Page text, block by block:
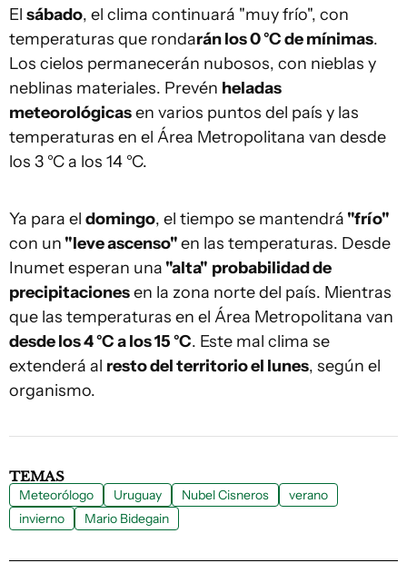
El sábado, el clima continuará "muy frío", con
temperaturas que rondarán los 0 °C de mínimas.
Los cielos permanecerán nubosos, con nieblas y
neblinas materiales. Prevén heladas
meteorológicasen varios puntos del país y las
temperaturas en el Área Metropolitana van desde
los 3 °C a los 14 °C.
Ya para el domingo, el tiempo se mantendrá "frío"
con un "leve ascenso"en las temperaturas. Desde
Inumet esperan una "alta" probabilidad de
precipitacionesen la zona norte del país. Mientras
que las temperaturas en el Área Metropolitana van
desde los 4 °C a los 15 °C. Este mal clima se
extenderá al resto del territorio el lunes, según el
organismo.
TEMAS
Meteorólogo Uruguay Nubel Cisneros
verano
invierno
Mario Bidegain